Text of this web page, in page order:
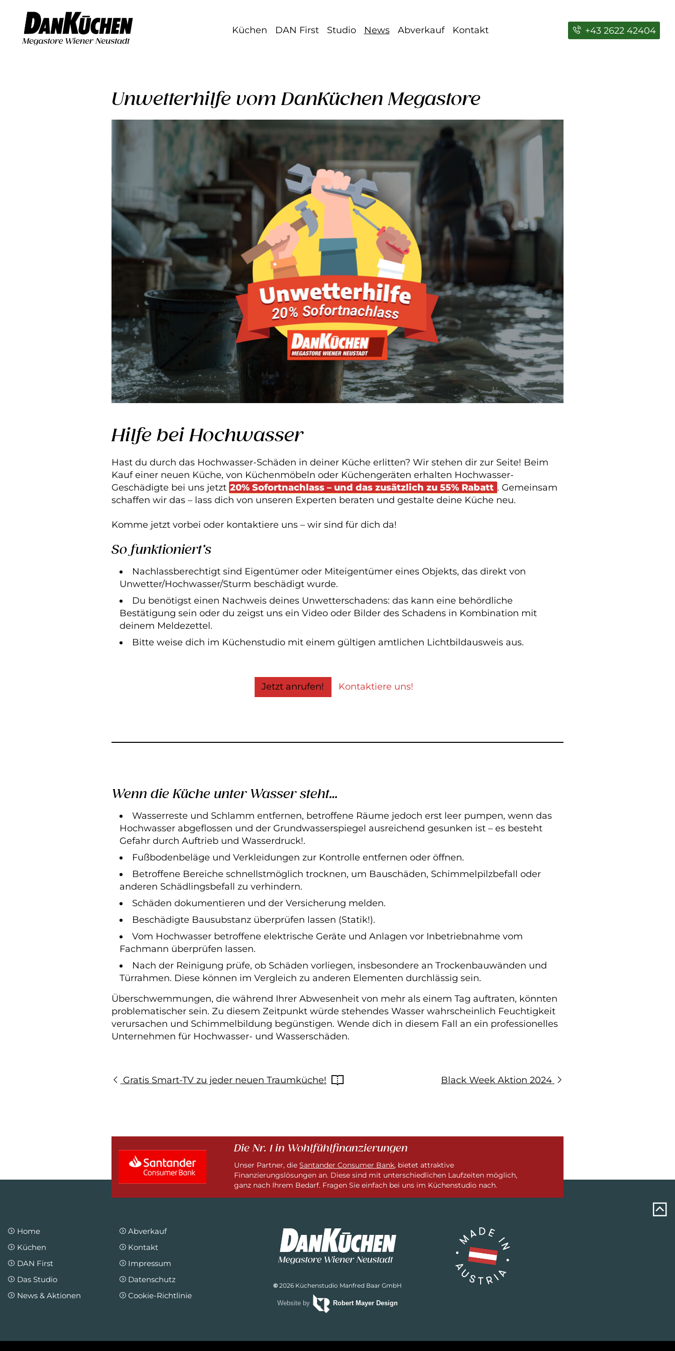
Küchen DAN First Studio News Abverkauf Kontakt +43 2622 42404
Unwetterhilfe vom DanKüchen Megastore
Hilfe bei Hochwasser
Hast du durch das Hochwasser-Schäden in deiner Küche erlitten? Wir stehen dir zur Seite! Beim
Kauf einer neuen Küche, von Küchenmöbeln oder Küchengeräten erhalten Hochwasser-
Geschädigte bei uns jetzt 20% Sofortnachlass – und das zusätzlich zu 55% Rabatt . Gemeinsam
schaffen wir das – lass dich von unseren Experten beraten und gestalte deine Küche neu.
Komme jetzt vorbei oder kontaktiere uns – wir sind für dich da!
So funktioniert’s
Nachlassberechtigt sind Eigentümer oder Miteigentümer eines Objekts, das direkt von
Unwetter/Hochwasser/Sturm beschädigt wurde.
Du benötigst einen Nachweis deines Unwetterschadens: das kann eine behördliche
Bestätigung sein oder du zeigst uns ein Video oder Bilder des Schadens in Kombination mit
deinem Meldezettel.
Bitte weise dich im Küchenstudio mit einem gültigen amtlichen Lichtbildausweis aus.
Jetzt anrufen! Kontaktiere uns!
Wenn die Küche unter Wasser steht…
Wasserreste und Schlamm entfernen, betroffene Räume jedoch erst leer pumpen, wenn das
Hochwasser abgeflossen und der Grundwasserspiegel ausreichend gesunken ist – es besteht
Gefahr durch Auftrieb und Wasserdruck!.
Fußbodenbeläge und Verkleidungen zur Kontrolle entfernen oder öffnen.
Betroffene Bereiche schnellstmöglich trocknen, um Bauschäden, Schimmelpilzbefall oder
anderen Schädlingsbefall zu verhindern.
Schäden dokumentieren und der Versicherung melden.
Beschädigte Bausubstanz überprüfen lassen (Statik!).
Vom Hochwasser betroffene elektrische Geräte und Anlagen vor Inbetriebnahme vom
Fachmann überprüfen lassen.
Nach der Reinigung prüfe, ob Schäden vorliegen, insbesondere an Trockenbauwänden und
Türrahmen. Diese können im Vergleich zu anderen Elementen durchlässig sein.
Überschwemmungen, die während Ihrer Abwesenheit von mehr als einem Tag auftraten, könnten
problematischer sein. Zu diesem Zeitpunkt würde stehendes Wasser wahrscheinlich Feuchtigkeit
verursachen und Schimmelbildung begünstigen. Wende dich in diesem Fall an ein professionelles
Unternehmen für Hochwasser- und Wasserschäden.
Gratis Smart-TV zu jeder neuen Traumküche! Black Week Aktion 2024
Die Nr. 1 in Wohlfühlfinanzierungen
Unser Partner, dieSantander Consumer Bank, bietet attraktive
Finanzierungslösungen an. Diese sind mit unterschiedlichen Laufzeiten möglich,
ganz nach Ihrem Bedarf. Fragen Sie einfach bei uns im Küchenstudio nach.
Home
Küchen
DAN First
Das Studio
News & Aktionen
Abverkauf
Kontakt
Impressum
Datenschutz
Cookie-Richtlinie
©2026 Küchenstudio Manfred Baar GmbH
Website by Robert Mayer Design